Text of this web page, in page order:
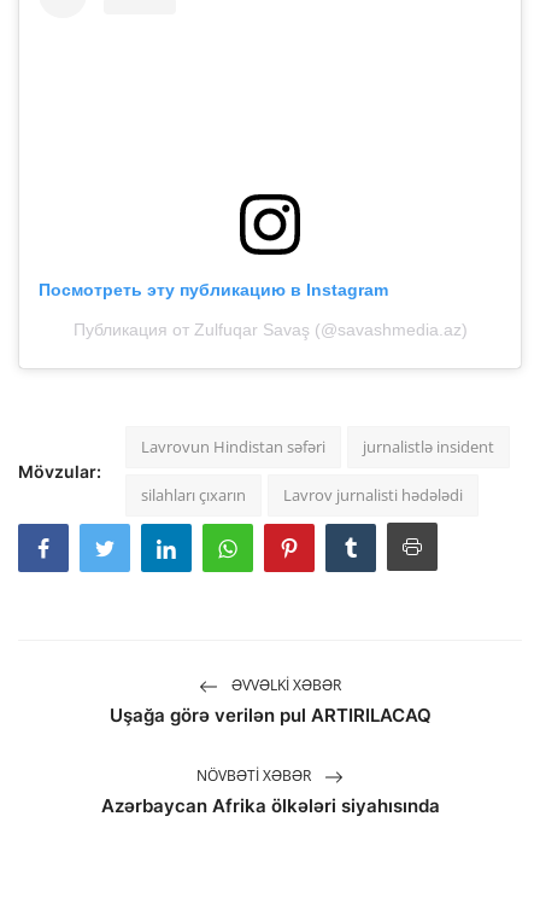
Посмотреть эту публикацию в Instagram
Публикация от Zulfuqar Savaş (@savashmedia.az)
Mövzular:
Lavrovun Hindistan səfəri jurnalistlə insident
silahları çıxarın Lavrov jurnalisti hədələdi
ƏVVƏLKI XƏBƏR
Uşağa görə verilən pul ARTIRILACAQ
NÖVBƏTI XƏBƏR
Azərbaycan Afrika ölkələri siyahısında